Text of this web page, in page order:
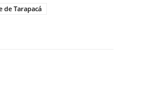
de Tarapacá